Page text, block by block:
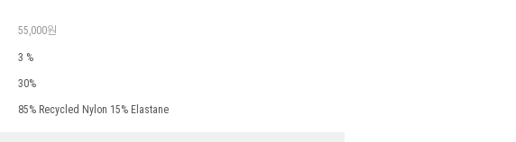
55,000원
3 %
30%
85% Recycled Nylon 15% Elastane